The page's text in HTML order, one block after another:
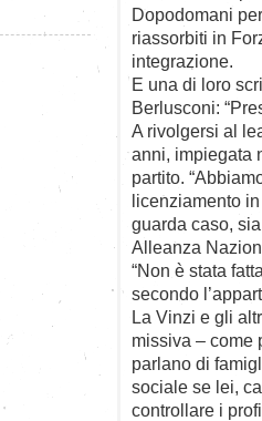
Dopodomani
riassorbiti in
integrazione.
E una di loro
Berlusconi:
A rivolgersi al
anni, impiegata
partito.
licenziamento
guarda caso,
Alleanza
“Non è stata
secondo
La Vinzi e gli
missiva – come
parlano di
sociale se lei,
controllare i